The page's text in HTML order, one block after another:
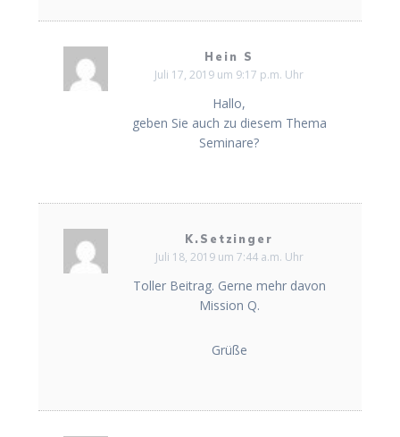
Hein S
Juli 17, 2019 um 9:17 p.m. Uhr
Hallo,
geben Sie auch zu diesem Thema
Seminare?
K.Setzinger
Juli 18, 2019 um 7:44 a.m. Uhr
Toller Beitrag. Gerne mehr davon
Mission Q.
Grüße